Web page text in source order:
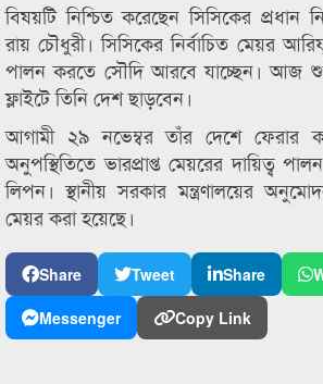
বিষয়টি নিশ্চিত করেছেন সিসিকের প্রধান
রায় চৌধুরী। সিসিকের নির্বাচিত মেয়র
পালন করতে সৌদি আরবে যাচ্ছেন। আজ
ফ্লাইটে তিনি দেশ ছাড়বেন।
আগামী ২৯ নভেম্বর তাঁর দেশে ফেরার
অনুপস্থিতিতে ভারপ্রাপ্ত মেয়রের দায়িত্ব
লিপন। স্থানীয় সরকার মন্ত্রণালয়ের
মেয়র করা হয়েছে।
Share Tweet Share
Messenger
Copy Link